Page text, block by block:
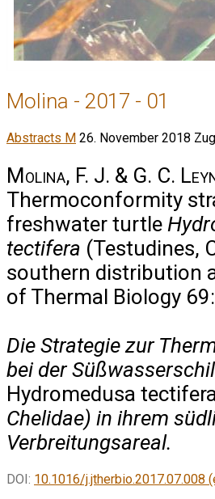
Molina - 2017 - 01
Abstracts M 26. November 2018
Molina, F. J. & G. C.
Thermoconformity
freshwater turtle
tectifera (Testudines,
southern distribution
of Thermal Biology
Die Strategie zur
bei der
Hydromedusa
Chelidae) in ihrem
Verbreitungsareal.
DOI: 10.1016/j.jtherbio.2017.07.008